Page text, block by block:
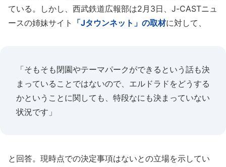
ている。しかし、西武鉄道広報部は2月3日、J-CASTニュ
ースの姉妹サイト
「Jタウンネット」の取材に対して、
「そもそも閉園やテーマパークができるという話も決
まっていることではないので、エルドラドをどうする
かということに関しても、特段なにも決まっていない
状況です」
と回答。現時点での決定事項はないとの立場を示してい